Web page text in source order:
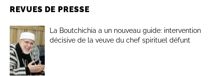
REVUES DE PRESSE
La Boutchichia a un nouveau guide: intervention
décisive de la veuve du chef spirituel défunt